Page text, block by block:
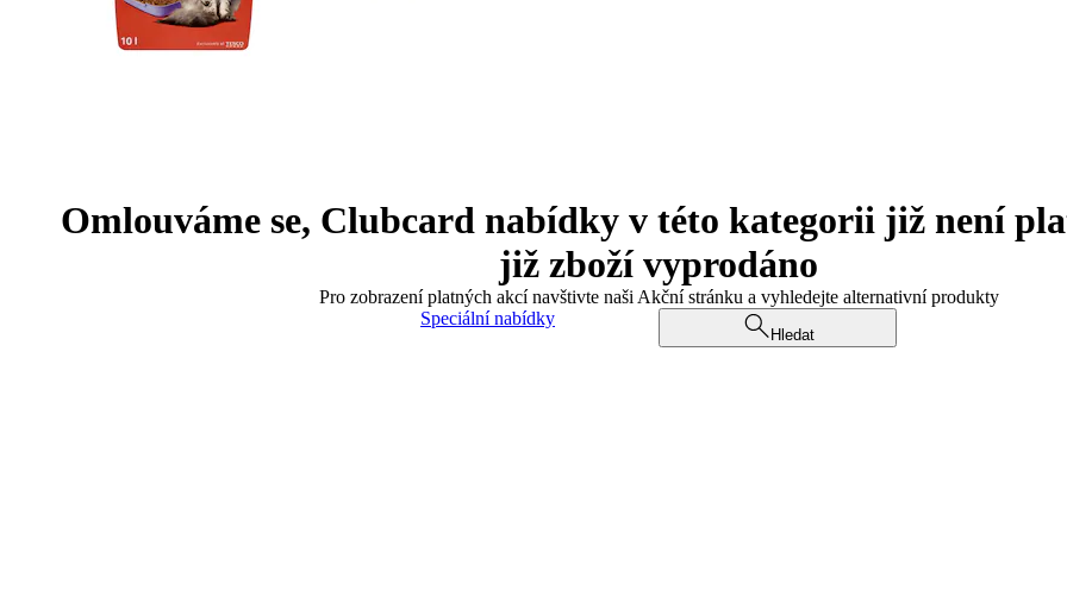
Omlouváme se, Clubcard nabídky v této kategorii již není
již zboží vyprodáno
Pro zobrazení platných akcí navštivte naši Akční stránku a vyhledejte alternativní produkty
Speciální nabídky
Hledat